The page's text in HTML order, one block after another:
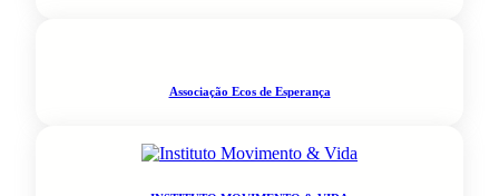
Associação Ecos de Esperança